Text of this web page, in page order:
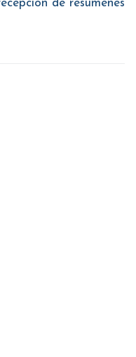
de resúmenes